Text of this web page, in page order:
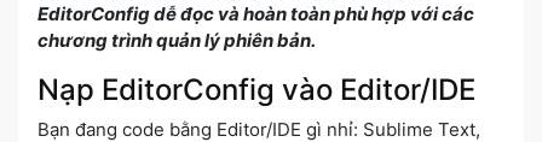
EditorConfig dễ đọc và hoàn toàn phù hợp với các
chương trình quản lý phiên bản.
Nạp EditorConfig vào Editor/IDE
Bạn đang code bằng Editor/IDE gì nhỉ: Sublime Text,